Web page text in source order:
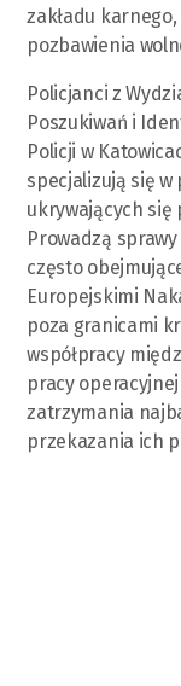
zakładu
pozbawienia
Policjanci z
Poszukiwań i
Policji w
specjalizują się
ukrywających się
Prowadzą
często
Europejskimi
poza granicami
współpracy
pracy
zatrzymania
przekazania ich